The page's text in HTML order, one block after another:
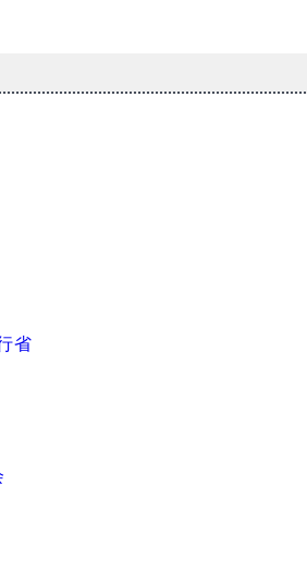
省